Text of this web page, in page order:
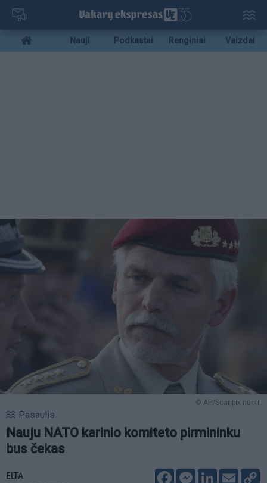
Pereiti
pagrindinį
turinį
Mobile
menu
Nauji Podkastai Renginiai Vaizdai
© AP/Scanpix nuotr.
Pasaulis
Nauju NATO karinio komiteto pirmininku
bus čekas
ELTA
FacebookMessenger
LinkedIn
Email